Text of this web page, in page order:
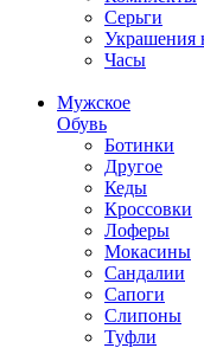
Серьги
Украшения
Часы
Мужское
Обувь
Ботинки
Другое
Кеды
Кроссовки
Лоферы
Мокасины
Сандалии
Сапоги
Слипоны
Туфли